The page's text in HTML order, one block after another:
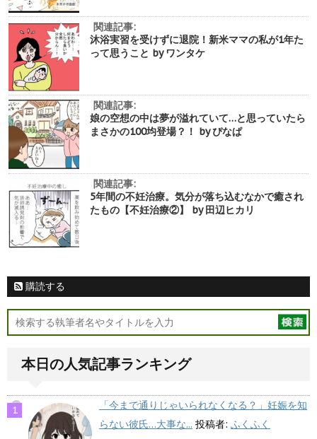
関連記事:
沐浴実習を受けずに退院！新米ママの私が1年た
って思うこと by ワンタケ
関連記事:
娘の空想の中は夢が溢れていて…と思っていたら
まさかの100均登場？！ by ぴなぱ
関連記事:
5年間の不妊治療。気分が落ち込むなかで癒され
たもの【不妊治療②】 by 田辺ヒカリ
購読する
本日の人気記事ランキング
「今まで通りじゃいられなくなる？」妊娠を知
らない彼氏…大事な... 投稿者: ふくふく